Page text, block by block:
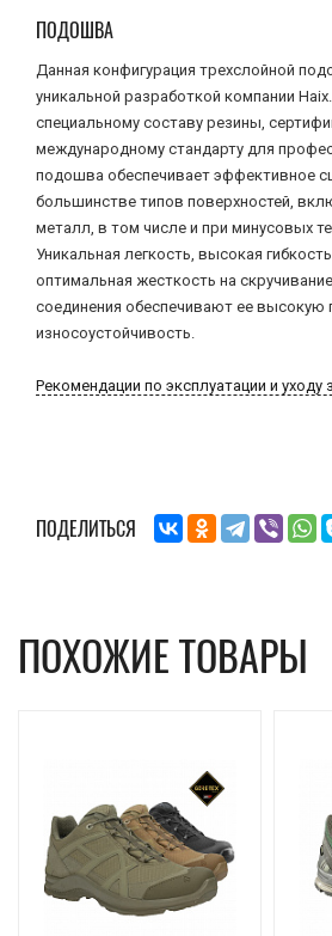
ПОДОШВА
Данная конфигурация трехслойной
уникальной разработкой компании
специальному составу резины,
международному стандарту для
подошва обеспечивает эффективное
большинстве типов поверхностей,
металл, в том числе и при минусовых
Уникальная легкость, высокая
оптимальная жесткость на
соединения обеспечивают ее высокую
износоустойчивость.
Рекомендации по эксплуатации и уходу
ПОДЕЛИТЬСЯ
ПОХОЖИЕ ТОВАРЫ